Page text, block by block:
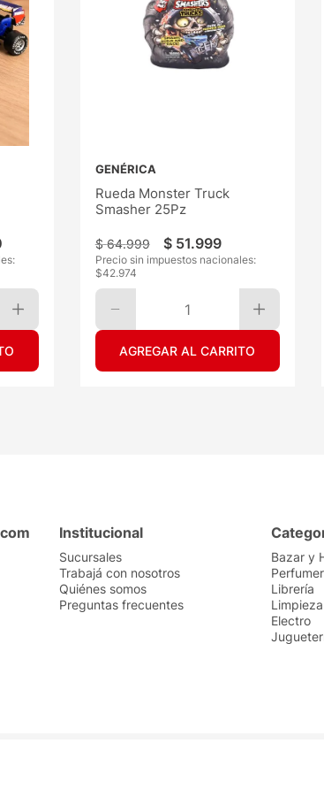
GENÉRICA
Rueda Monster Truck
Smasher 25Pz
$ 64.999 $ 51.999
Precio sin impuestos nacionales:
$42.974
1
AGREGAR AL CARRITO
Institucional
Sucursales
Trabajá con nosotros
Quiénes somos
Preguntas frecuentes
Bazar y
Librería
Limpieza
Electro